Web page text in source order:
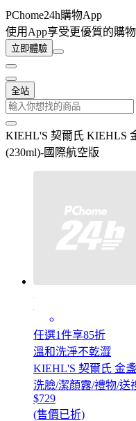
PChome24h購物App
使用App享受更優質的購
立即體驗
全站
KIEHL'S 契爾氏 KIEHLS
(230ml)-國際航空版
任選1件享85折
溫和洗淨不乾澀
KIEHL'S 契爾氏 金
洗臉/潔顏露/禮物/送
$729
(售價已折)